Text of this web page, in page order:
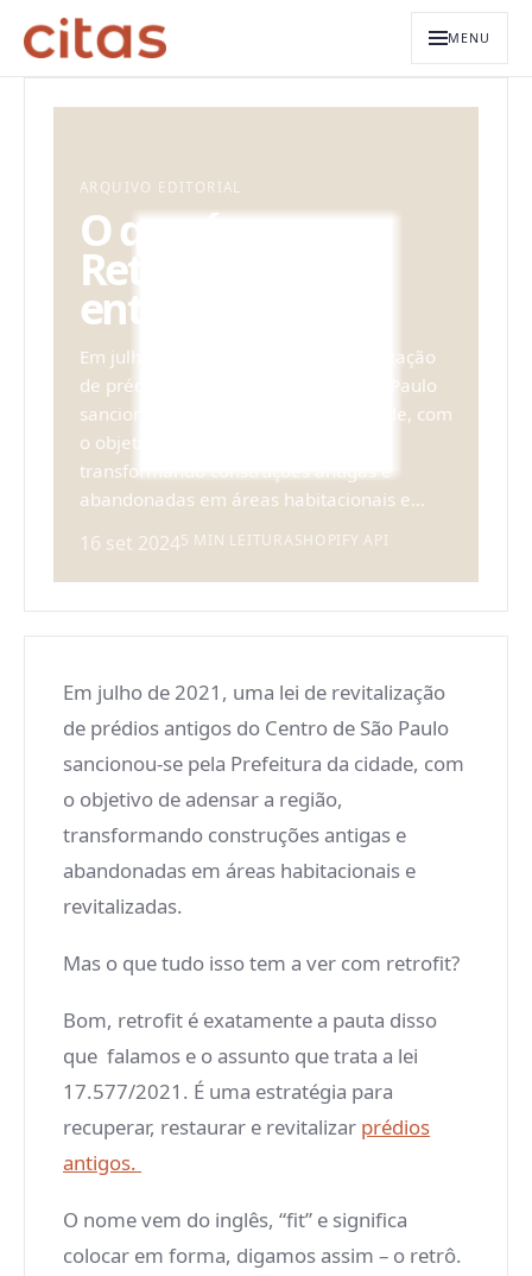
MENU
ARQUIVO EDITORIAL
O que é
Retrofit?
entenda mais!
Em julho de 2021, uma lei de revitalização
de prédios antigos do Centro de São Paulo
sancionou-se pela Prefeitura da cidade, com
o objetivo de adensar a região,
transformando construções antigas e
abandonadas em áreas habitacionais e...
16 set 20245 MIN LEITURASHOPIFY API
Em julho de 2021, uma lei de revitalização
de prédios antigos do Centro de São Paulo
sancionou-se pela Prefeitura da cidade, com
o objetivo de adensar a região,
transformando construções antigas e
abandonadas em áreas habitacionais e
revitalizadas.
Mas o que tudo isso tem a ver com retrofit?
Bom, retrofit é exatamente a pauta disso
que falamos e o assunto que trata a lei
17.577/2021. É uma estratégia para
recuperar, restaurar e revitalizar prédios
antigos.
O nome vem do inglês, “fit” e significa
colocar em forma, digamos assim – o retrô.